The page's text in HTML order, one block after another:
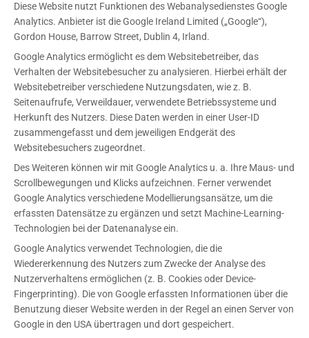
Diese Website nutzt Funktionen des Webanalysedienstes Google
Analytics. Anbieter ist die Google Ireland Limited („Google“),
Gordon House, Barrow Street, Dublin 4, Irland.
Google Analytics ermöglicht es dem Websitebetreiber, das
Verhalten der Websitebesucher zu analysieren. Hierbei erhält der
Websitebetreiber verschiedene Nutzungsdaten, wie z. B.
Seitenaufrufe, Verweildauer, verwendete Betriebssysteme und
Herkunft des Nutzers. Diese Daten werden in einer User-ID
zusammengefasst und dem jeweiligen Endgerät des
Websitebesuchers zugeordnet.
Des Weiteren können wir mit Google Analytics u. a. Ihre Maus- und
Scrollbewegungen und Klicks aufzeichnen. Ferner verwendet
Google Analytics verschiedene Modellierungsansätze, um die
erfassten Datensätze zu ergänzen und setzt Machine-Learning-
Technologien bei der Datenanalyse ein.
Google Analytics verwendet Technologien, die die
Wiedererkennung des Nutzers zum Zwecke der Analyse des
Nutzerverhaltens ermöglichen (z. B. Cookies oder Device-
Fingerprinting). Die von Google erfassten Informationen über die
Benutzung dieser Website werden in der Regel an einen Server von
Google in den USA übertragen und dort gespeichert.